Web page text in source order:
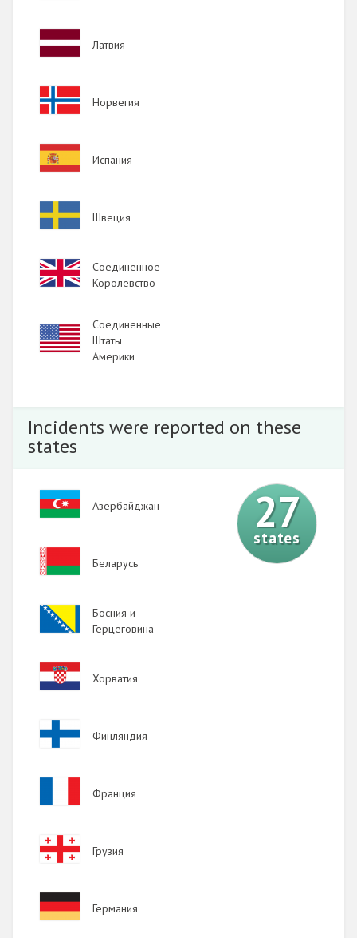
Image
Латвия
Image
Норвегия
Image
Испания
Image
Швеция
Image
Соединенное
Королевство
Image
Соединенные
Штаты
Америки
Incidents were reported on these
states
Image
Азербайджан
Image
Беларусь
Image
Босния и
Герцеговина
Image
Хорватия
Image
Финляндия
Франция
Image
Грузия
Image
Германия
27
states